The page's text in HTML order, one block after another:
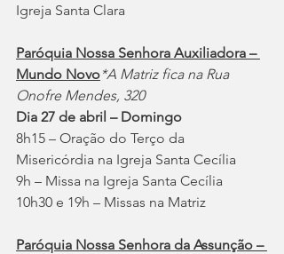
Igreja Santa Clara
Paróquia Nossa Senhora Auxiliadora –
Mundo Novo*A Matriz fica na Rua
Onofre Mendes, 320
Dia 27 de abril – Domingo
8h15 – Oração do Terço da
Misericórdia na Igreja Santa Cecília
9h – Missa na Igreja Santa Cecília
10h30 e 19h – Missas na Matriz
Paróquia Nossa Senhora da Assunção –